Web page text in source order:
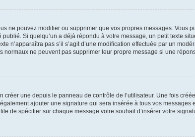
ne pouvez modifier ou supprimer que vos propres messages. Vous
Si quelqu’un a déjà répondu à votre message, un petit texte
n’apparaîtra pas s’il s’agit d’une modification effectuée par un
ne peuvent pas supprimer leur propre message si une
une depuis le panneau de contrôle de l’utilisateur. Une fois
ajouter une signature qui sera insérée à tous vos
de spécifier sur chaque message votre souhait d’insérer votre